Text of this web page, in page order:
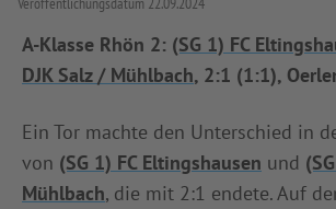
SPIELBETRIEB & VERBANDSLEBEN
AUSBILDUNG & FÖRDERUNG
DER VERBAND
A-Klasse Rhön 2: (SG 1) FC
DJK Salz / Mühlbach, 2:1 (1:1),
Ein Tor machte den Unterschied in
von (SG 1) FC Eltingshausen und
Mühlbach, die mit 2:1 endete. Auf